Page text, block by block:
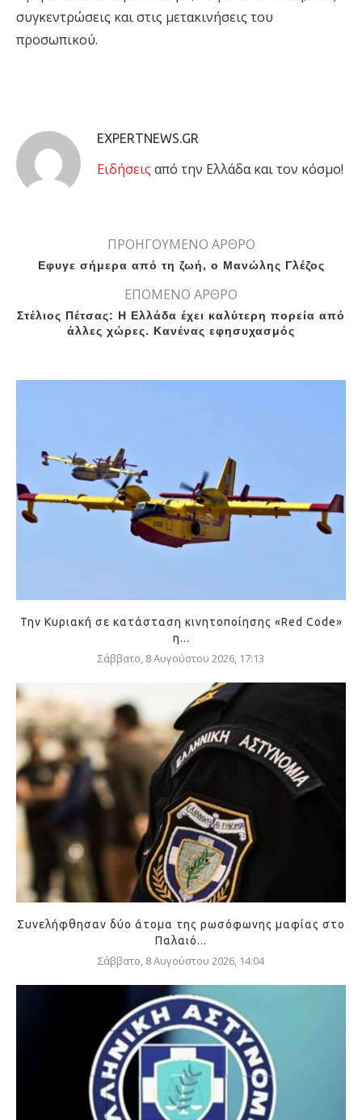
συγκεντρώσεις και στις μετακινήσεις του
προσωπικού.
EXPERTNEWS.GR
Eιδήσεις από την Ελλάδα και τον κόσμο!
ΠΡΟΗΓΟΥΜΕΝΟ ΑΡΘΡΟ
Εφυγε σήμερα από τη ζωή, ο Μανώλης Γλέζος
ΕΠΟΜΕΝΟ ΑΡΘΡΟ
Στέλιος Πέτσας: Η Ελλάδα έχει καλύτερη πορεία από
άλλες χώρες. Κανένας εφησυχασμός
Την Κυριακή σε κατάσταση κινητοποίησης «Red Code»
η...
Σάββατο, 8 Αυγούστου 2026, 17:13
Συνελήφθησαν δύο άτομα της ρωσόφωνης μαφίας στο
Παλαιό...
Σάββατο, 8 Αυγούστου 2026, 14:04